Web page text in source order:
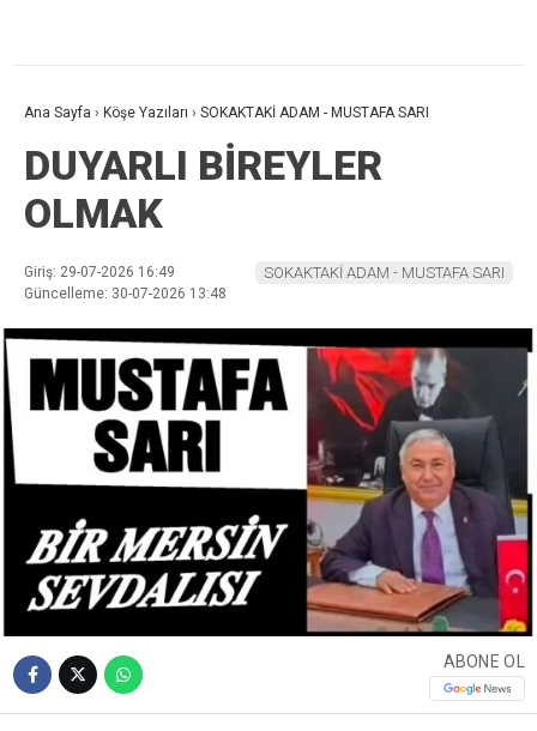
Ana Sayfa › Köşe Yazıları › SOKAKTAKİ ADAM - MUSTAFA SARI
DUYARLI BİREYLER
OLMAK
Giriş: 29-07-2026 16:49
Güncelleme: 30-07-2026 13:48
SOKAKTAKİ ADAM - MUSTAFA SARI
ABONE OL